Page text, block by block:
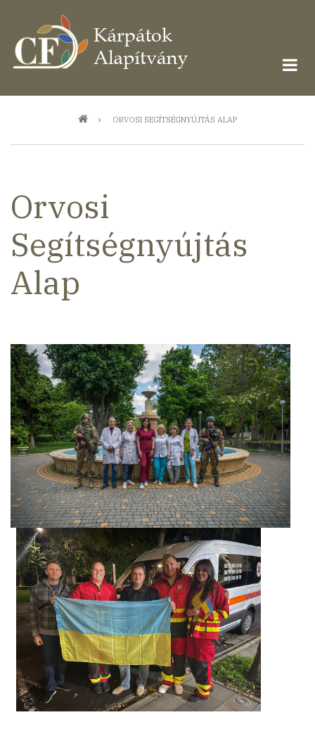
tartalomra
Morzsa ORVOSI SEGÍTSÉGNYÚJTÁS ALAP
Orvosi
Segítségnyújtás
Alap